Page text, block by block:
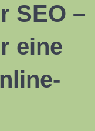
España
SEO –
eine